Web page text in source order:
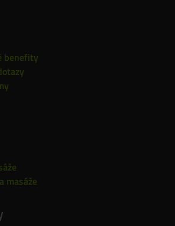
benefity
masáže